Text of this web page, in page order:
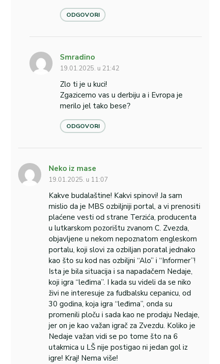
ODGOVORI
Smradino
19.01.2025. u 21:42
Zlo ti je u kuci!
Zgazicemo vas u derbiju a i Evropa je
merilo jel tako bese?
ODGOVORI
Neko iz mase
19.01.2025. u 11:07
Kakve budalaštine! Kakvi spinovi! Ja sam
mislio da je MBS ozbiljniji portal, a vi prenositi
plaćene vesti od strane Terzića, producenta
u lutkarskom pozorištu zvanom C. Zvezda,
objavljene u nekom nepoznatom engleskom
portalu, koji slovi za ozbiljan poratal jednako
kao što su kod nas ozbiljni “Alo” i “Informer”!
Ista je bila situacija i sa napadačem Nedaje,
koji igra “leđima”. I kada su videli da se niko
živi ne interesuje za fudbalsku cepanicu, od
30 godina, koja igra “leđima”, onda su
promenili ploču i sada kao ne prodaju Nedaje,
jer on je kao važan igrač za Zvezdu. Koliko je
Nedaje važan vidi se po tome što na 6
utakmica u LŠ nije postigao ni jedan gol iz
igre! Kraj! Nema više!